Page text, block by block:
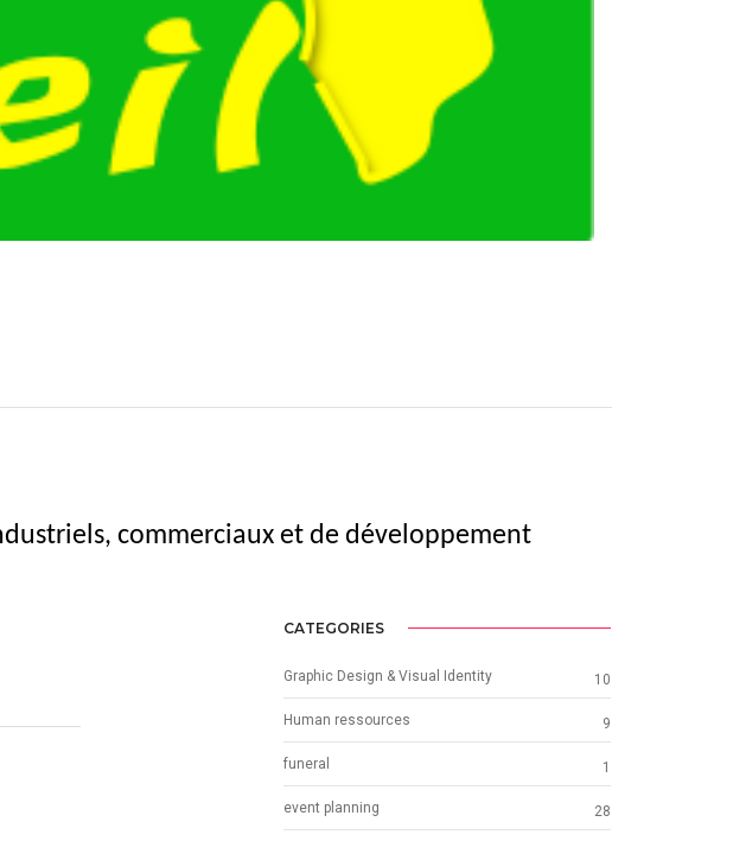
commerciaux et de développement
CATEGORIES
Graphic Design & Visual Identity 10
Human ressources 9
funeral 1
event planning 28